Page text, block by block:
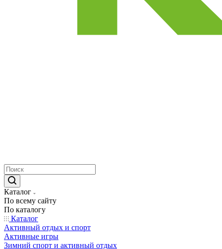
Каталог
По всему сайту
По каталогу
Каталог
Активный отдых и спорт
Активные игры
Зимний спорт и активный отдых